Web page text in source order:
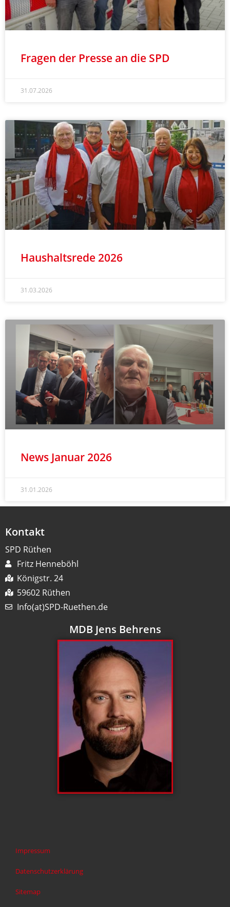
Fragen der Presse an die SPD
31.07.2026
Haushaltsrede 2026
31.03.2026
News Januar 2026
31.01.2026
Kontakt
SPD Rüthen
Fritz Henneböhl
Königstr. 24
59602 Rüthen
Info(at)SPD-Ruethen.de
MDB Jens Behrens
Impressum
Datenschutzerklärung
Sitemap